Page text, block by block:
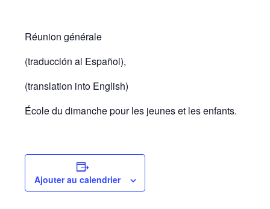
Réunion générale
(traducción al Español),
(translation into English)
École du dimanche pour les jeunes et les enfants.
Ajouter au calendrier